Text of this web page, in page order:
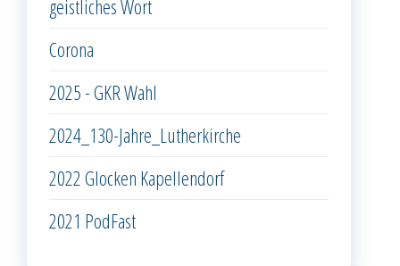
geistliches Wort
Corona
2025 - GKR Wahl
2024_130-Jahre_Lutherkirche
2022 Glocken Kapellendorf
2021 PodFast